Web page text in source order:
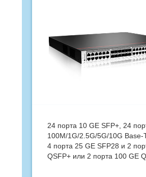
24 порта 10 GE SFP+, 24
100M/1G/2.5G/5G/10G Base-
4 порта 25 GE SFP28 и 2
QSFP+ или 2 порта 100 GE